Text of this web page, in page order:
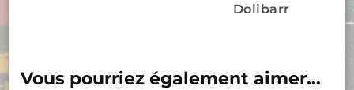
Dolibarr
Vous pourriez également aimer...